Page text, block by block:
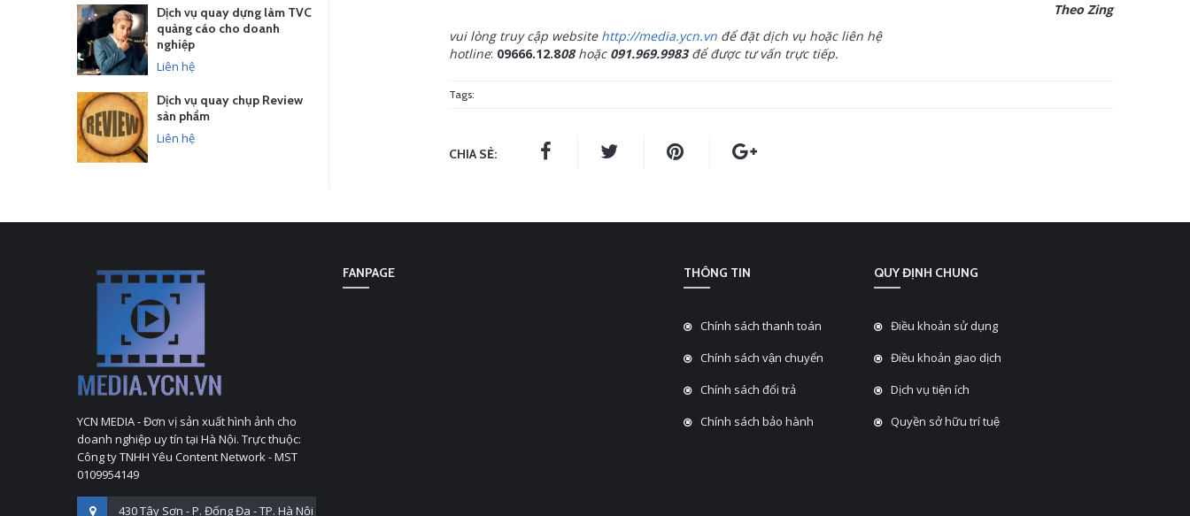
Theo Zing
vui lòng truy cập website http://media.ycn.vn để đặt dịch vụ hoặc liên hệ
hotline: 09666.12.808hoặc 091.969.9983để được tư vấn trực tiếp.
Tags:
CHIA SẺ:
Dịch vụ quay dựng làm TVC
quảng cáo cho doanh
nghiệp
Liên hệ
Dịch vụ quay chụp Review
sản phẩm
Liên hệ
YCN MEDIA - Đơn vị sản xuất hình ảnh cho
doanh nghiệp uy tín tại Hà Nội. Trực thuộc:
Công ty TNHH Yêu Content Network - MST
0109954149
430 Tây Sơn - P. Đống Đa - TP. Hà Nội
FANPAGE THÔNG TIN
Chính sách thanh toán
Chính sách vận chuyển
Chính sách đổi trả
Chính sách bảo hành
QUY ĐỊNH CHUNG
Điều khoản sử dụng
Điều khoản giao dịch
Dịch vụ tiện ích
Quyền sở hữu trí tuệ